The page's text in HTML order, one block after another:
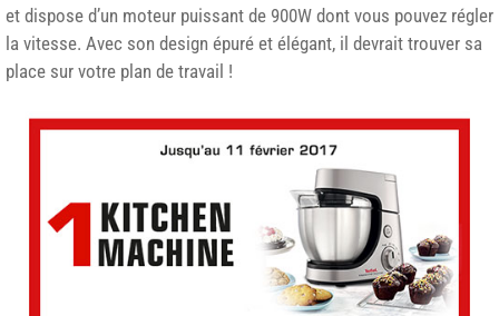
et dispose d’un moteur puissant de 900W dont vous pouvez régler
la vitesse. Avec son design épuré et élégant, il devrait trouver sa
place sur votre plan de travail !